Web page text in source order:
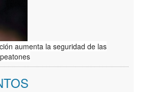
aumenta la seguridad de las